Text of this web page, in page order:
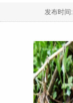
发布时间: